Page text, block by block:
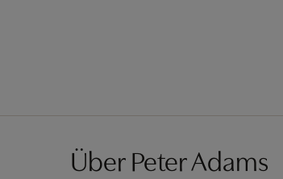
Über Peter Adams